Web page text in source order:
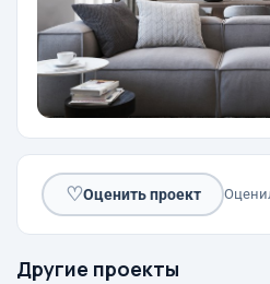
♡Оценить проект
Другие проекты